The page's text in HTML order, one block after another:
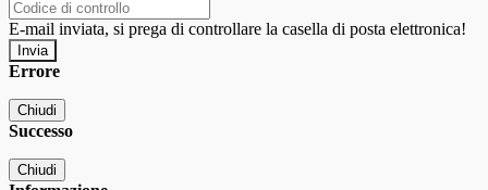
E-mail inviata, si prega di controllare la casella di posta elettronica!
Errore
Chiudi
Successo
Chiudi